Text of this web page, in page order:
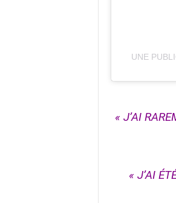
UNE
« J’AI
« J’AI